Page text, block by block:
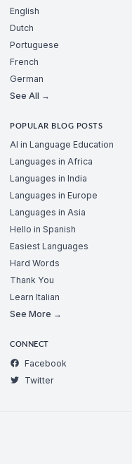
English
Dutch
Portuguese
French
German
See All →
POPULAR BLOG POSTS
AI in Language Education
Languages in Africa
Languages in India
Languages in Europe
Languages in Asia
Hello in Spanish
Easiest Languages
Hard Words
Thank You
Learn Italian
See More →
CONNECT
Facebook
Twitter